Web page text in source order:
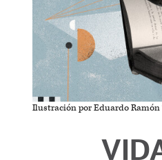
Ilustración por Eduardo Ramón